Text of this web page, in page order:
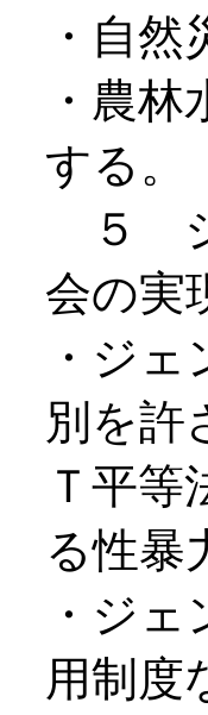
・自
・農
する。
５ ジ
会の実
・ジ
別を許
Ｔ平
る性暴
・ジ
用制度